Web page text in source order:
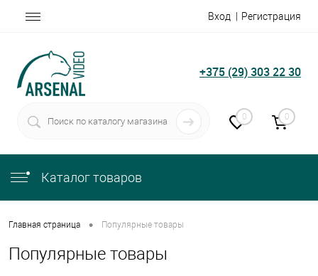
Вход Регистрация
+375 (29) 303 22 30
0 0
Каталог товаров
Главная страница • Популярные товары
Популярные товары